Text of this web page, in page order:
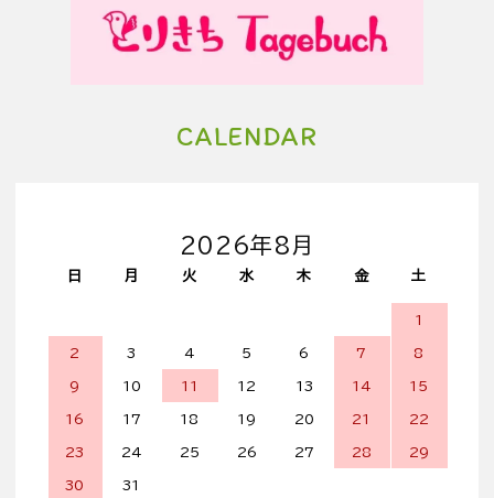
CALENDAR
2026年8月
日 月 火 水 木 金 土
1
2 3 4 5 6 7 8
9 10 11 12 13 14 15
16 17 18 19 20 21 22
23 24 25 26 27 28 29
30 31